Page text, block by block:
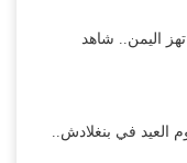
تهز اليمن.. شاهد
العيد في بنغلادش..